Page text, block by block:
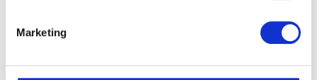
Marketing